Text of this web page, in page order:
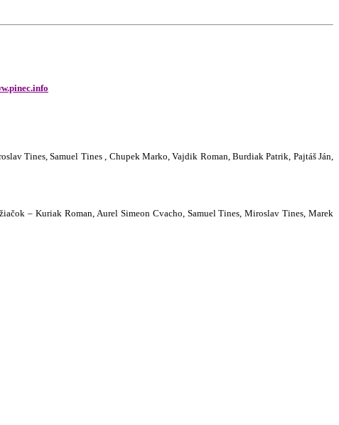
Tines, Samuel Tines , Chupek Marko, Vajdik Roman, Burdiak Patrik, Pajtáš Ján,
– Kuriak Roman, Aurel Simeon Cvacho, Samuel Tines, Miroslav Tines, Marek